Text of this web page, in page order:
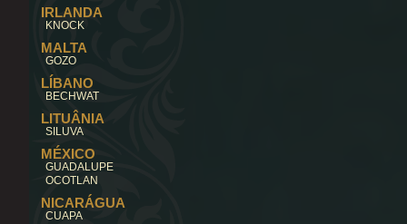
IRLANDA
KNOCK
MALTA
GOZO
LÍBANO
BECHWAT
LITUÂNIA
SILUVA
MÉXICO
GUADALUPE
OCOTLAN
NICARÁGUA
CUAPA